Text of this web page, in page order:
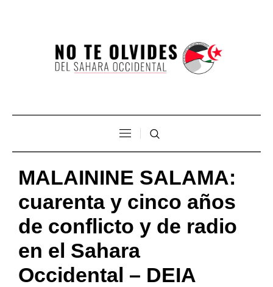
MALAININE SALAMA:
cuarenta y cinco años
de conflicto y de radio
en el Sahara
Occidental – DEIA